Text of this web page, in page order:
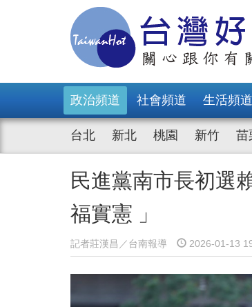
政治頻道 社會頻道 生活頻道
台北 新北 桃園 新竹 苗
民進黨南市長初選
福實憲 」
記者莊漢昌／台南報導 2026-01-13